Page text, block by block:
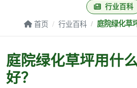
行业百科
首页 行业百科 庭院绿化草
庭院绿化草坪用什
好？